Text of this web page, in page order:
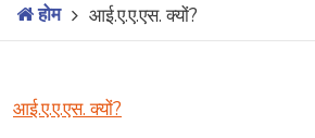
होम आई.ए.ए.एस. क्यों?
आई.ए.ए.एस. क्यों?